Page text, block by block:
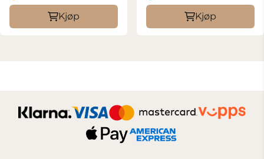
Kjøp Kjøp